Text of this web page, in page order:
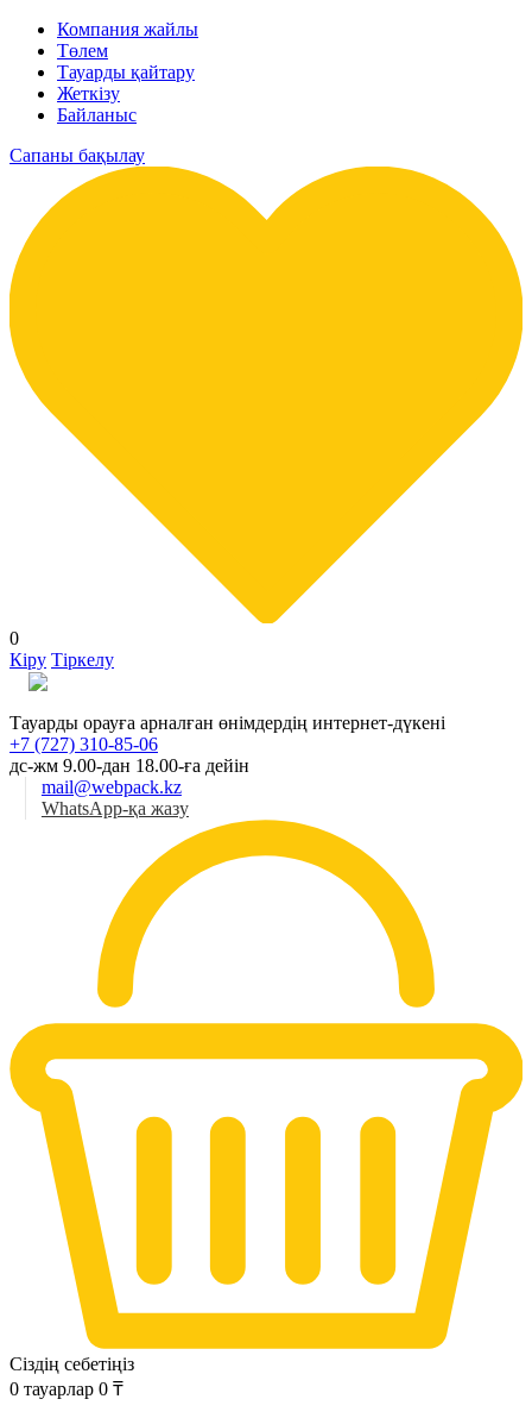
Компания жайлы
Төлем
Тауарды қайтару
Жеткізу
Байланыс
Сапаны бақылау
0
Кіру Тіркелу
Тауарды орауға арналған өнімдердің интернет-дүкені
+7 (727) 310-85-06
дс-жм 9.00-дан 18.00-ға дейін
mail@webpack.kz
WhatsApp-қа жазу
Сіздің себетіңіз
0 тауарлар 0 ₸